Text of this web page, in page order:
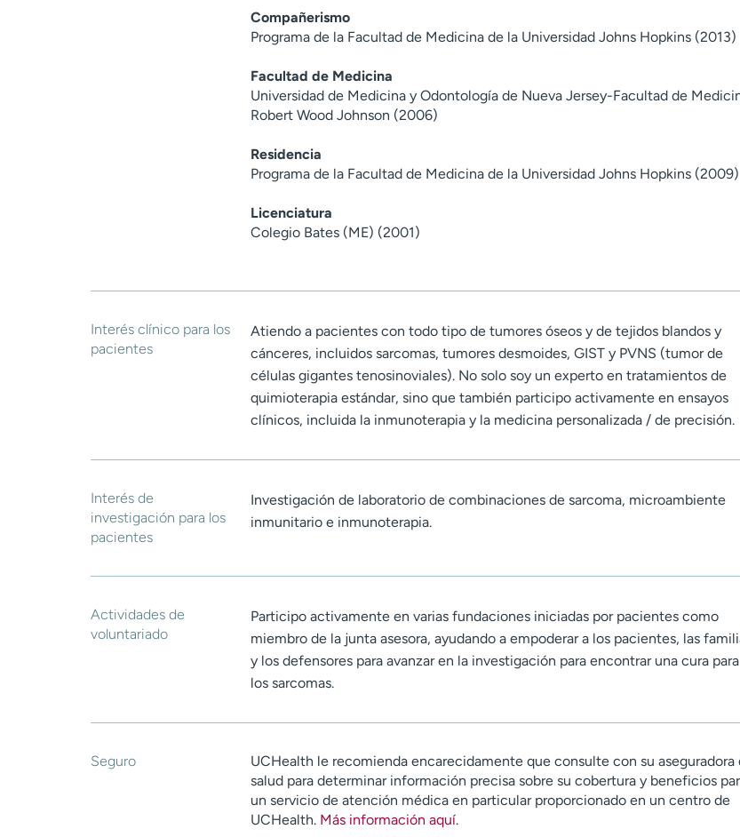
Compañerismo
Programa de la Facultad de Medicina de la Universidad Johns Hopkins (2013)
Facultad de Medicina
Universidad de Medicina y Odontología de Nueva Jersey-Facultad de
Robert Wood Johnson (2006)
Residencia
Programa de la Facultad de Medicina de la Universidad Johns Hopkins (2009)
Licenciatura
Colegio Bates (ME) (2001)
Interés clínico para los
pacientes
Atiendo a pacientes con todo tipo de tumores óseos y de tejidos blandos y
cánceres, incluidos sarcomas, tumores desmoides, GIST y PVNS (tumor de
células gigantes tenosinoviales). No solo soy un experto en tratamientos de
quimioterapia estándar, sino que también participo activamente en ensayos
clínicos, incluida la inmunoterapia y la medicina personalizada / de precisión.
Interés de
investigación para los
pacientes
Investigación de laboratorio de combinaciones de sarcoma, microambiente
inmunitario e inmunoterapia.
Actividades de
voluntariado
Participo activamente en varias fundaciones iniciadas por pacientes como
miembro de la junta asesora, ayudando a empoderar a los pacientes, las
y los defensores para avanzar en la investigación para encontrar una cura para
los sarcomas.
Seguro
UCHealth le recomienda encarecidamente que consulte con su aseguradora
salud para determinar información precisa sobre su cobertura y beneficios
un servicio de atención médica en particular proporcionado en un centro de
UCHealth. Más información aquí.